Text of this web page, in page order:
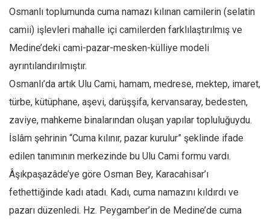
» Yazar arşivi
Bu Sayı
Tüm Sayılar
Kültür Sanat
Kitap
Karisi kitap sualleri
7 soruda bu hafta
Ekonomi
Spor
Manzara
Osmanlı toplumunda cuma namazı kılınan camilerin (selatin
camii) işlevleri mahalle içi camilerden farklılaştırılmış ve
Medine’deki cami-pazar-mesken-külliye modeli
ayrıntılandırılmıştır.
Osmanlı’da artık Ulu Cami, hamam, medrese, mektep, imaret,
türbe, kütüphane, aşevi, darüşşifa, kervansaray, bedesten,
zaviye, mahkeme binalarından oluşan yapılar topluluğuydu.
İslâm şehrinin “Cuma kılınır, pazar kurulur” şeklinde ifade
edilen tanımının merkezinde bu Ulu Cami formu vardı.
Âşıkpaşazâde’ye göre Osman Bey, Karacahisar’ı
fethettiğinde kadı atadı. Kadı, cuma namazını kıldırdı ve
pazarı düzenledi. Hz. Peygamber’in de Medine’de cuma